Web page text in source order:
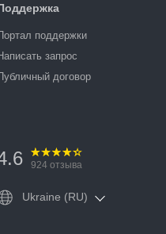
поддержки
запрос
договор
924 отзыва
Ukraine (RU)